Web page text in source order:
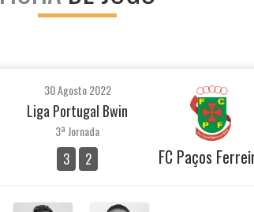
30 Agosto 2022
Liga Portugal Bwin
3ª Jornada
3 2 FC Paços